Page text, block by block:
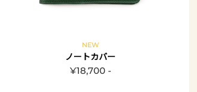
NEW
ノートカバー
¥18,700 -